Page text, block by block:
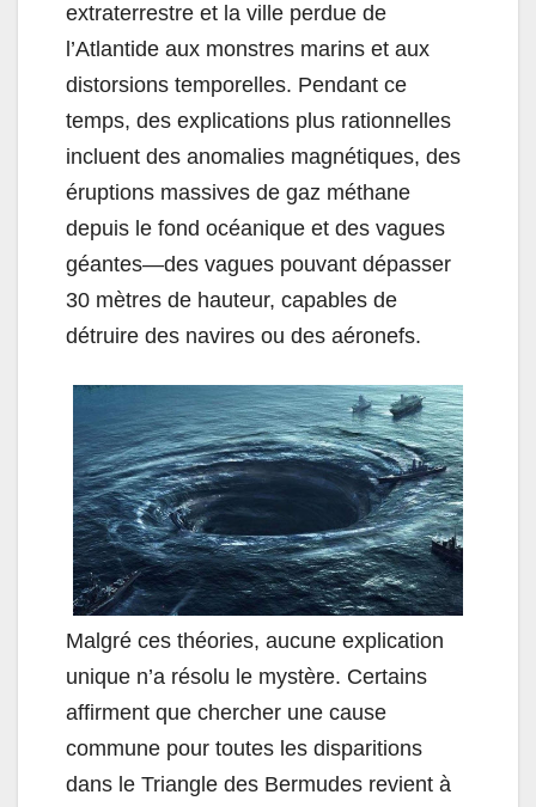
extraterrestre et la ville perdue de
l’Atlantide aux monstres marins et aux
distorsions temporelles. Pendant ce
temps, des explications plus rationnelles
incluent des anomalies magnétiques, des
éruptions massives de gaz méthane
depuis le fond océanique et des vagues
géantes—des vagues pouvant dépasser
30 mètres de hauteur, capables de
détruire des navires ou des aéronefs.
Malgré ces théories, aucune explication
unique n’a résolu le mystère. Certains
affirment que chercher une cause
commune pour toutes les disparitions
dans le Triangle des Bermudes revient à